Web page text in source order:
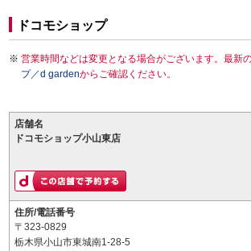
ドコモショップ
営業時間などは変更となる場合がございます。最新
プ／d gardenからご確認ください。
店舗名
ドコモショップ小山東店
住所/電話番号
〒323-0829
栃木県小山市東城南1-28-5